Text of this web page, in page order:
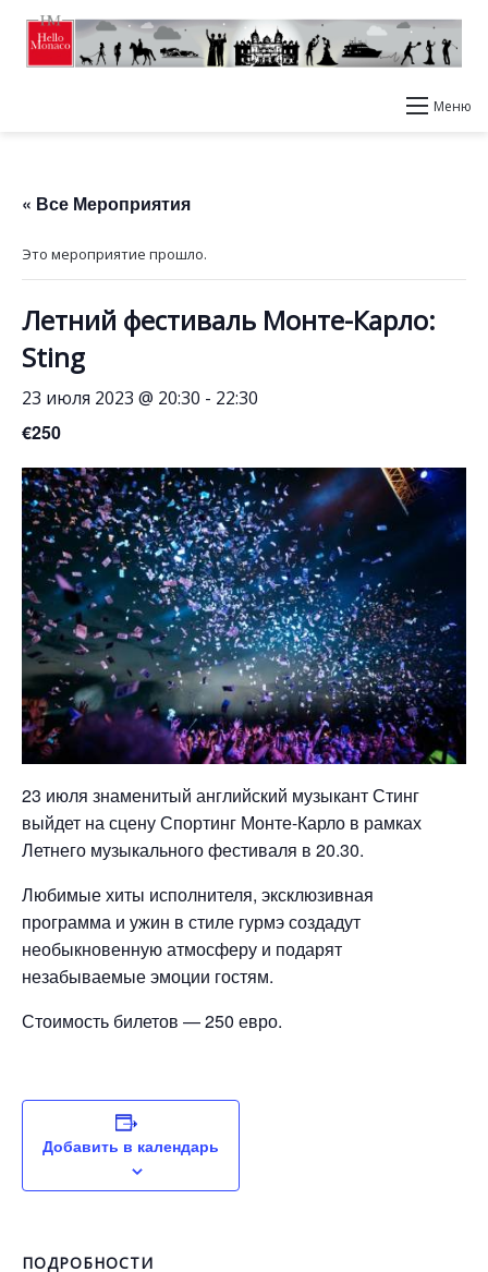
Меню
« Все Мероприятия
Это мероприятие прошло.
Летний фестиваль Монте-Карло:
Sting
23 июля 2023 @ 20:30 - 22:30
€250
23 июля знаменитый английский музыкант Стинг
выйдет на сцену Спортинг Монте-Карло в рамках
Летнего музыкального фестиваля в 20.30.
Любимые хиты исполнителя, эксклюзивная
программа и ужин в стиле гурмэ создадут
необыкновенную атмосферу и подарят
незабываемые эмоции гостям.
Стоимость билетов — 250 евро.
Добавить в календарь
ПОДРОБНОСТИ